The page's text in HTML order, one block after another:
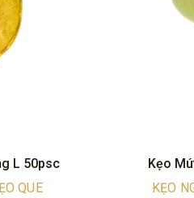
L 50psc
QUE
Kẹo
KẸO